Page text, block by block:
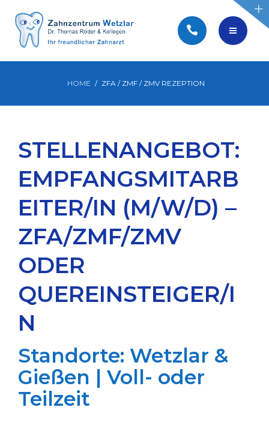
BEWERBEN
PRAXIS WEBSEITEN
BEWERBEN
PRAXIS WEBSEITEN
HOME ZFA / ZMF / ZMV REZEPTION
STELLENANGEBOT:
EMPFANGSMITARB
EITER/IN (M/W/D) –
ZFA/ZMF/ZMV
ODER
QUEREINSTEIGER/I
N
Standorte: Wetzlar &
Gießen | Voll- oder
Teilzeit